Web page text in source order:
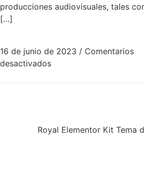
producciones audiovisuales, tales
[…]
16 de junio de 2023 / Comentarios
desactivadosen camiseta real
Royal Elementor Kit Tema